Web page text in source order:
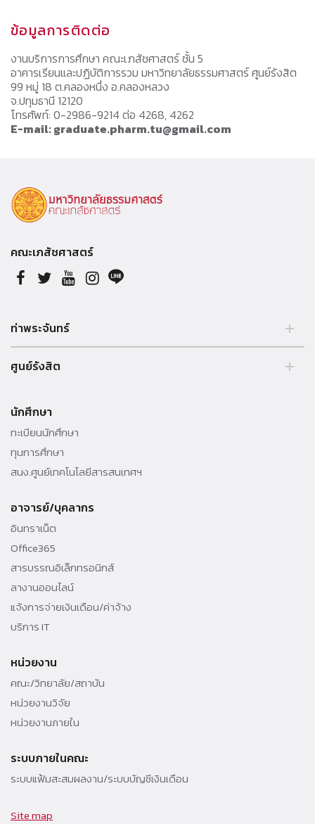
ข้อมูลการติดต่อ
งานบริการการศึกษา คณะเภสัชศาสตร์ ชั้น 5
อาคารเรียนและปฏิบัติการรวม มหาวิทยาลัยธรรมศาสตร์ ศูนย์รังสิต
99 หมู่ 18 ต.คลองหนึ่ง อ.คลองหลวง
จ.ปทุมธานี 12120
โทรศัพท์: 0-2986-9214 ต่อ 4268, 4262
E-mail: graduate.pharm.tu@gmail.com
คณะเภสัชศาสตร์
ท่าพระจันทร์
2 ถนนพระจันทร์ แขวงพระบรมมหาราชวัง, เขตพระนคร, กรุงเทพฯ
10200
ศูนย์รังสิต
Tel. +66 (0) 564 4440-79
นักศึกษา
ทะเบียนนักศึกษา
ทุนการศึกษา
สนง.ศูนย์เทคโนโลยีสารสนเทศฯ
อาจารย์/บุคลากร
อินทราเน็ต
Office365
สารบรรณอิเล็กทรอนิกส์
ลางานออนไลน์
แจ้งการจ่ายเงินเดือน/ค่าจ้าง
บริการ IT
หน่วยงาน
คณะ/วิทยาลัย/สถาบัน
หน่วยงานวิจัย
หน่วยงานภายใน
ระบบภายในคณะ
ระบบแฟ้มสะสมผลงาน/ระบบบัญชีเงินเดือน
Site map